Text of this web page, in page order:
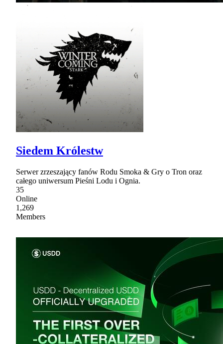
Siedem Królestw
Serwer zrzeszający fanów Rodu Smoka & Gry o Tron oraz
całego uniwersum Pieśni Lodu i Ognia.
35
Online
1,269
Members